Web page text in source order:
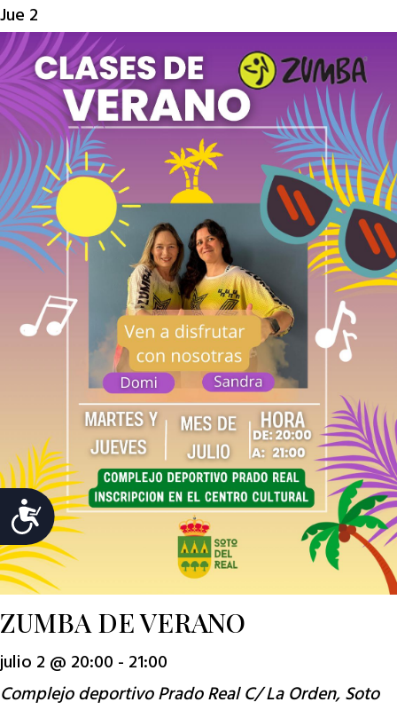
Accesibilidad
Jue 2
ZUMBA DE VERANO
julio 2 @ 20:00 - 21:00
Complejo deportivo Prado RealC/ La Orden, Soto